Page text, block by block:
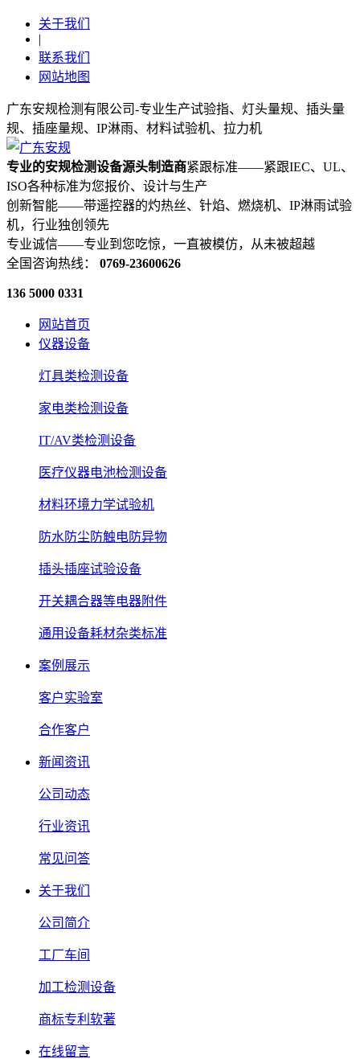
关于我们
|
联系我们
网站地图
广东安规检测有限公司-专业生产试验指、灯头量规、插头量
规、插座量规、IP淋雨、材料试验机、拉力机
专业的安规检测设备源头制造商紧跟标准——紧跟IEC、UL、
ISO各种标准为您报价、设计与生产
创新智能——带遥控器的灼热丝、针焰、燃烧机、IP淋雨试验
机，行业独创领先
专业诚信——专业到您吃惊，一直被模仿，从未被超越
全国咨询热线： 0769-23600626
136 5000 0331
网站首页
仪器设备
灯具类检测设备
家电类检测设备
IT/AV类检测设备
医疗仪器电池检测设备
材料环境力学试验机
防水防尘防触电防异物
插头插座试验设备
开关耦合器等电器附件
通用设备耗材杂类标准
案例展示
客户实验室
合作客户
新闻资讯
公司动态
行业资讯
常见问答
关于我们
公司简介
工厂车间
加工检测设备
商标专利软著
在线留言